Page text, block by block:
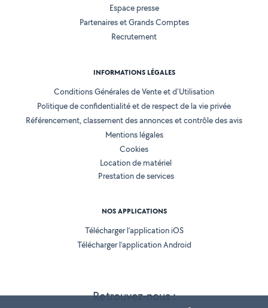
Retrouvez-nous :
Espace presse
Partenaires et Grands Comptes
Recrutement
INFORMATIONS LÉGALES
Conditions Générales de Vente et d'Utilisation
Politique de confidentialité et de respect de la vie privée
Référencement, classement des annonces et contrôle des avis
Mentions légales
Cookies
Location de matériel
Prestation de services
NOS APPLICATIONS
Télécharger l’application iOS
Télécharger l’application Android